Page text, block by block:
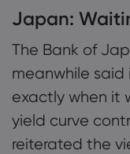
Japan:
The Bank of
meanwhile said
exactly when it
yield curve
reiterated the